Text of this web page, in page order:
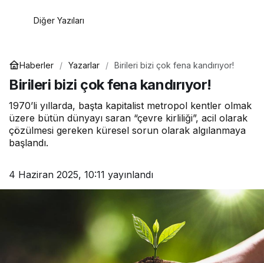
Diğer Yazıları
Haberler Yazarlar Birileri bizi çok fena kandırıyor!
Birileri bizi çok fena kandırıyor!
1970’li yıllarda, başta kapitalist metropol kentler olmak
üzere bütün dünyayı saran “çevre kirliliği”, acil olarak
çözülmesi gereken küresel sorun olarak algılanmaya
başlandı.
4 Haziran 2025, 10:11 yayınlandı